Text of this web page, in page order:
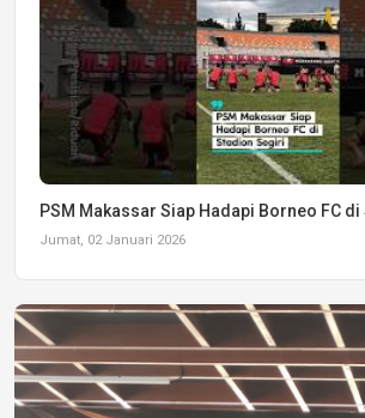
PSM Makassar Siap Hadapi Borneo FC
Jumat, 02 Januari 2026